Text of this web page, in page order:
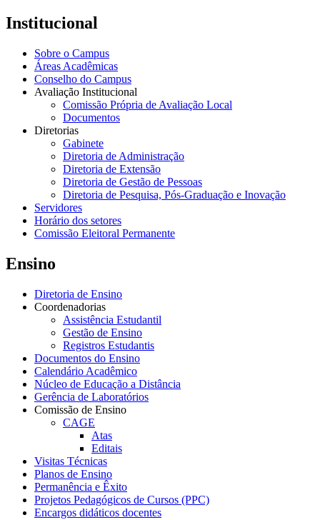
Institucional
Sobre o Campus
Áreas Acadêmicas
Conselho do Campus
Avaliação Institucional
Comissão Própria de Avaliação Local
Documentos
Diretorias
Gabinete
Diretoria de Administração
Diretoria de Extensão
Diretoria de Gestão de Pessoas
Diretoria de Pesquisa, Pós-Graduação e Inovação
Servidores
Horário dos setores
Comissão Eleitoral Permanente
Ensino
Diretoria de Ensino
Coordenadorias
Assistência Estudantil
Gestão de Ensino
Registros Estudantis
Documentos do Ensino
Calendário Acadêmico
Núcleo de Educação a Distância
Gerência de Laboratórios
Comissão de Ensino
CAGE
Atas
Editais
Visitas Técnicas
Planos de Ensino
Permanência e Êxito
Projetos Pedagógicos de Cursos (PPC)
Encargos didáticos docentes